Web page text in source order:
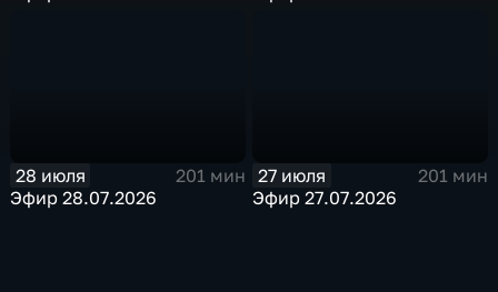
28 июля
201 мин
Эфир 28.07.2026
27 июля
201 мин
Эфир 27.07.2026